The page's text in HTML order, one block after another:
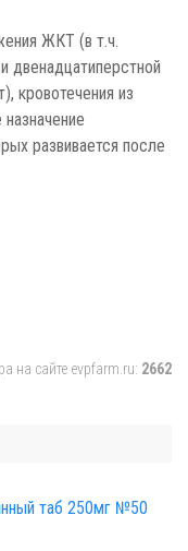
ЖКТ (в т.ч.
двенадцатиперстной
кровотечения из
развивается после
на сайте evpfarm.ru: 2662